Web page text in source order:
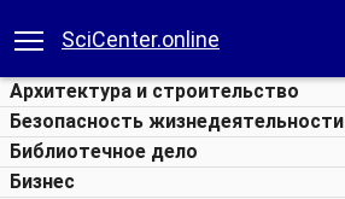
SciCenter.online
Архитектура и строительство
Безопасность жизнедеятельности
Библиотечное дело
Бизнес